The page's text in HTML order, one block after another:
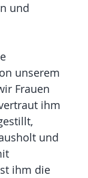
und
unserem
Frauen
ihm
und
ihm die